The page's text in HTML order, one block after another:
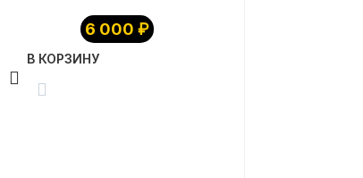
6 000₽
В КОРЗИНУ